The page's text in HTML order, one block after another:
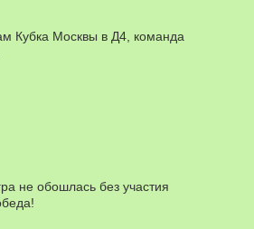
Кубка Москвы в Д4, команда
не обошлась без участия